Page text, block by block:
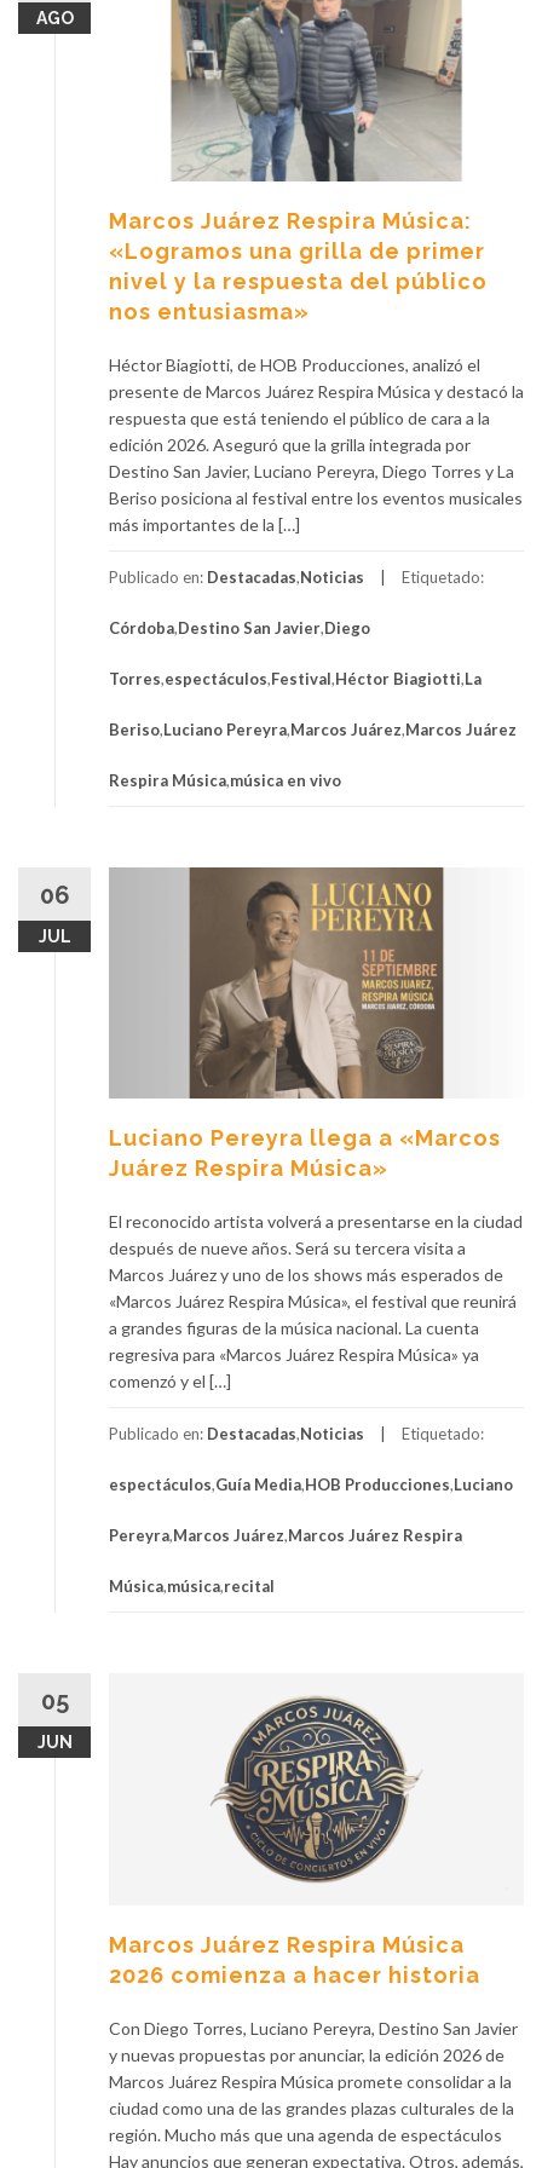
AGO
Marcos Juárez Respira Música:
«Logramos una grilla de primer
nivel y la respuesta del público
nos entusiasma»
Héctor Biagiotti, de HOB Producciones, analizó el
presente de Marcos Juárez Respira Música y destacó la
respuesta que está teniendo el público de cara a la
edición 2026. Aseguró que la grilla integrada por
Destino San Javier, Luciano Pereyra, Diego Torres y La
Beriso posiciona al festival entre los eventos musicales
más importantes de la […]
Publicado en: Destacadas,Noticias Etiquetado:
Córdoba,Destino San Javier,Diego
Torres,espectáculos,Festival,Héctor Biagiotti,La
Beriso,Luciano Pereyra,Marcos Juárez,Marcos Juárez
Respira Música,música en vivo
06
JUL
Luciano Pereyra llega a «Marcos
Juárez Respira Música»
El reconocido artista volverá a presentarse en la ciudad
después de nueve años. Será su tercera visita a
Marcos Juárez y uno de los shows más esperados de
«Marcos Juárez Respira Música», el festival que reunirá
a grandes figuras de la música nacional. La cuenta
regresiva para «Marcos Juárez Respira Música» ya
comenzó y el […]
Publicado en: Destacadas,Noticias Etiquetado:
espectáculos,Guía Media,HOB Producciones,Luciano
Pereyra,Marcos Juárez,Marcos Juárez Respira
Música,música,recital
05
JUN
Marcos Juárez Respira Música
2026 comienza a hacer historia
Con Diego Torres, Luciano Pereyra, Destino San Javier
y nuevas propuestas por anunciar, la edición 2026 de
Marcos Juárez Respira Música promete consolidar a la
ciudad como una de las grandes plazas culturales de la
región. Mucho más que una agenda de espectáculos
Hay anuncios que generan expectativa. Otros, además,